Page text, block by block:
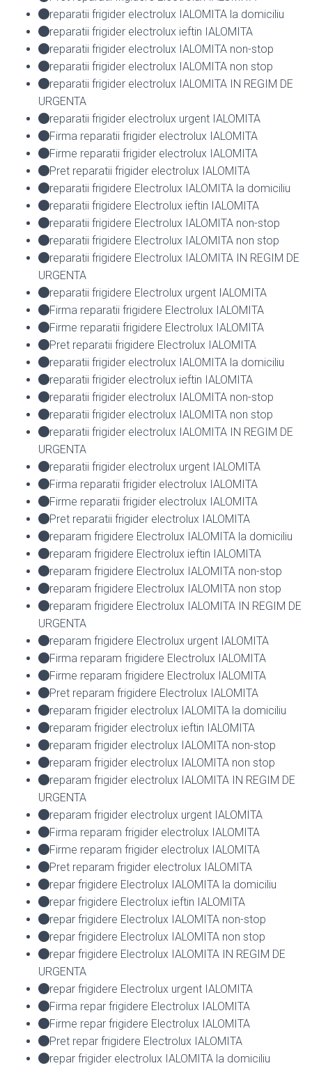
reparatii frigider electrolux IALOMITA la domiciliu
reparatii frigider electrolux ieftin IALOMITA
reparatii frigider electrolux IALOMITA non-stop
reparatii frigider electrolux IALOMITA non stop
reparatii frigider electrolux IALOMITA IN REGIM DE
URGENTA
reparatii frigider electrolux urgent IALOMITA
Firma reparatii frigider electrolux IALOMITA
Firme reparatii frigider electrolux IALOMITA
Pret reparatii frigider electrolux IALOMITA
reparatii frigidere Electrolux IALOMITA la domiciliu
reparatii frigidere Electrolux ieftin IALOMITA
reparatii frigidere Electrolux IALOMITA non-stop
reparatii frigidere Electrolux IALOMITA non stop
reparatii frigidere Electrolux IALOMITA IN REGIM DE
URGENTA
reparatii frigidere Electrolux urgent IALOMITA
Firma reparatii frigidere Electrolux IALOMITA
Firme reparatii frigidere Electrolux IALOMITA
Pret reparatii frigidere Electrolux IALOMITA
reparatii frigider electrolux IALOMITA la domiciliu
reparatii frigider electrolux ieftin IALOMITA
reparatii frigider electrolux IALOMITA non-stop
reparatii frigider electrolux IALOMITA non stop
reparatii frigider electrolux IALOMITA IN REGIM DE
URGENTA
reparatii frigider electrolux urgent IALOMITA
Firma reparatii frigider electrolux IALOMITA
Firme reparatii frigider electrolux IALOMITA
Pret reparatii frigider electrolux IALOMITA
reparam frigidere Electrolux IALOMITA la domiciliu
reparam frigidere Electrolux ieftin IALOMITA
reparam frigidere Electrolux IALOMITA non-stop
reparam frigidere Electrolux IALOMITA non stop
reparam frigidere Electrolux IALOMITA IN REGIM DE
URGENTA
reparam frigidere Electrolux urgent IALOMITA
Firma reparam frigidere Electrolux IALOMITA
Firme reparam frigidere Electrolux IALOMITA
Pret reparam frigidere Electrolux IALOMITA
reparam frigider electrolux IALOMITA la domiciliu
reparam frigider electrolux ieftin IALOMITA
reparam frigider electrolux IALOMITA non-stop
reparam frigider electrolux IALOMITA non stop
reparam frigider electrolux IALOMITA IN REGIM DE
URGENTA
reparam frigider electrolux urgent IALOMITA
Firma reparam frigider electrolux IALOMITA
Firme reparam frigider electrolux IALOMITA
Pret reparam frigider electrolux IALOMITA
repar frigidere Electrolux IALOMITA la domiciliu
repar frigidere Electrolux ieftin IALOMITA
repar frigidere Electrolux IALOMITA non-stop
repar frigidere Electrolux IALOMITA non stop
repar frigidere Electrolux IALOMITA IN REGIM DE
URGENTA
repar frigidere Electrolux urgent IALOMITA
Firma repar frigidere Electrolux IALOMITA
Firme repar frigidere Electrolux IALOMITA
Pret repar frigidere Electrolux IALOMITA
repar frigider electrolux IALOMITA la domiciliu